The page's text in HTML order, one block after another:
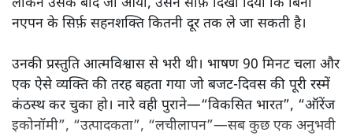
नएपन के सिर्फ़ सहनशक्ति कितनी दूर तक ले जा सकती है।
उनकी प्रस्तुति आत्मविश्वास से भरी थी। भाषण 90 मिनट चला और
एक ऐसे व्यक्ति की तरह बहता गया जो बजट‑दिवस की पूरी रस्में
कंठस्थ कर चुका हो। नारे वही पुराने—“विकसित भारत”, “ऑरेंज
इकोनॉमी”, “उत्पादकता”, “लचीलापन”—सब कुछ एक अनुभवी